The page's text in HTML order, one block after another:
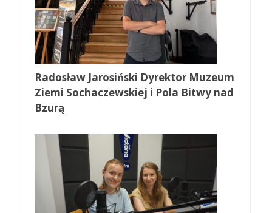
Radosław Jarosiński Dyrektor Muzeum
Ziemi Sochaczewskiej i Pola Bitwy nad
Bzurą